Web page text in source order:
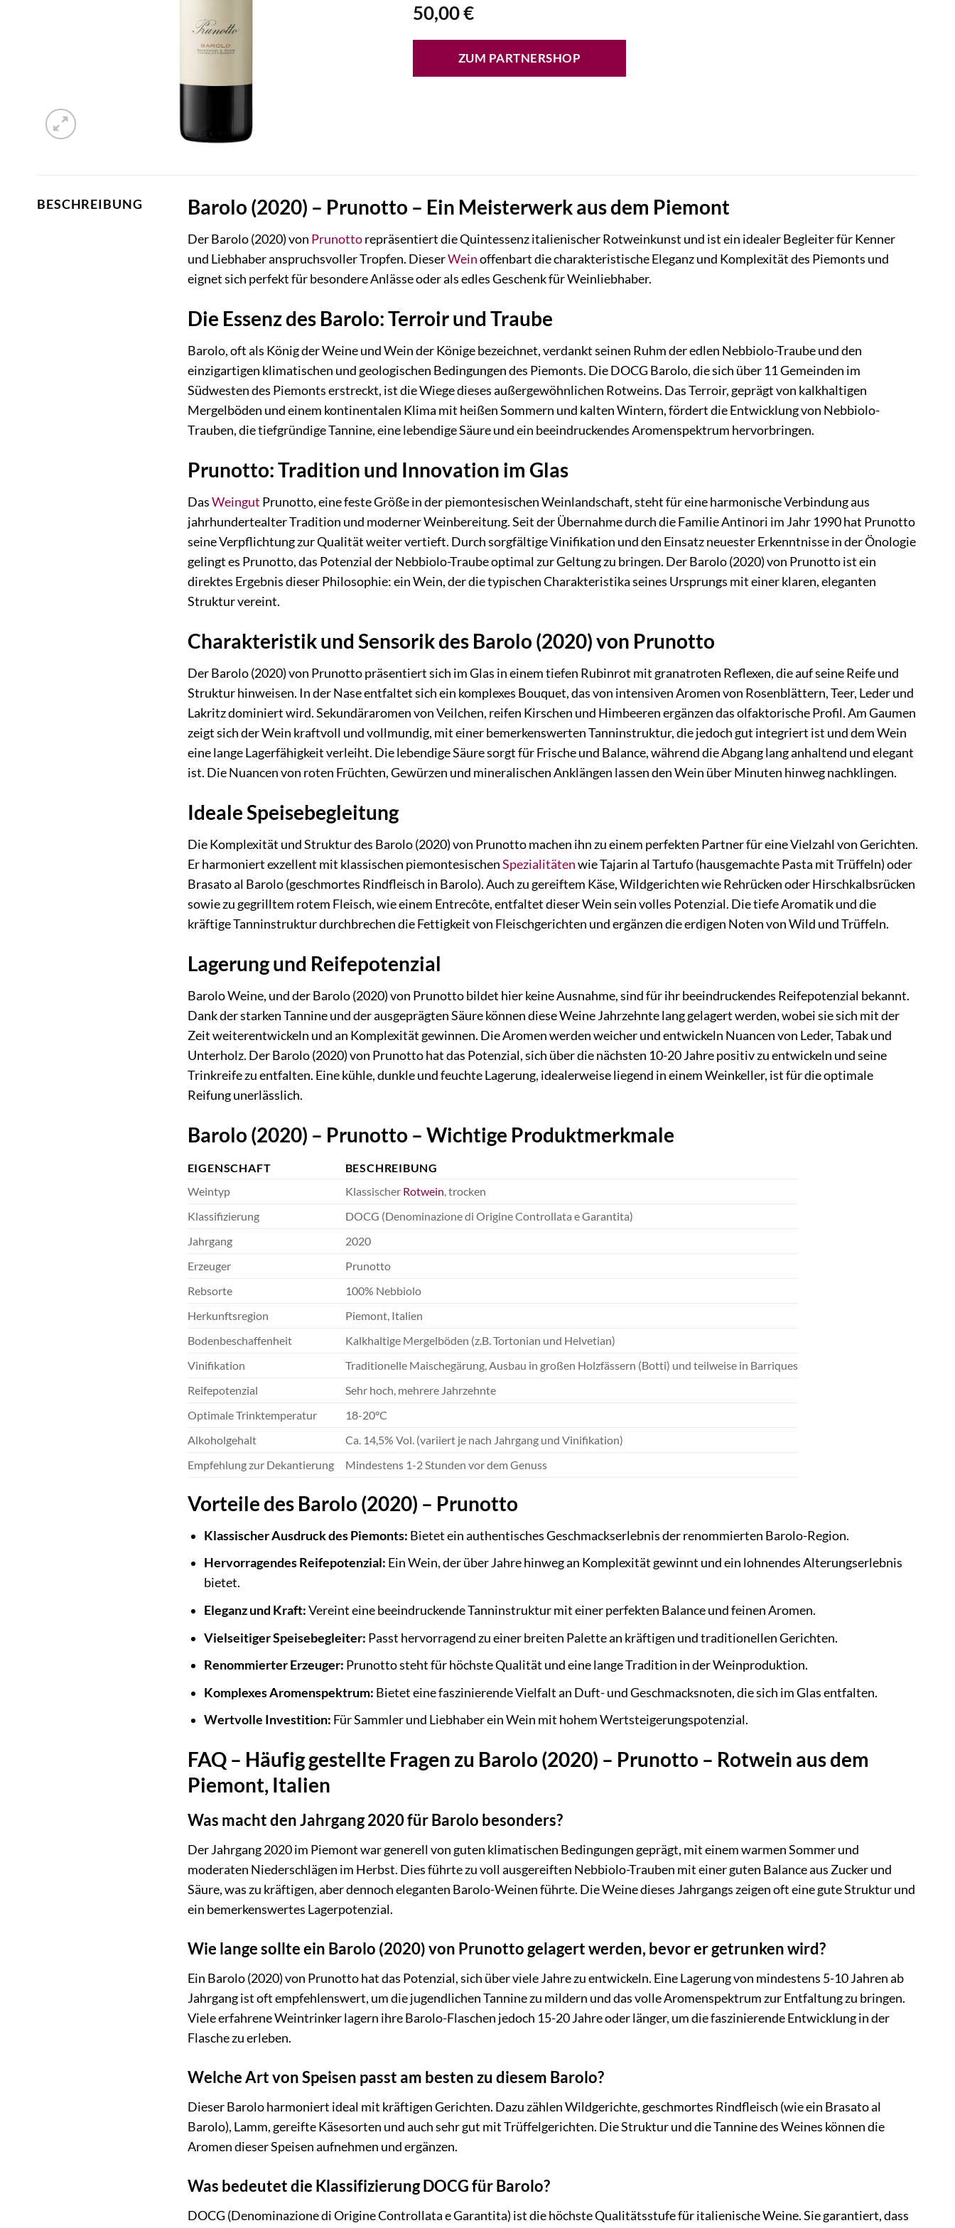
50,00€
ZUM PARTNERSHOP
BESCHREIBUNG Barolo (2020) – Prunotto – Ein Meisterwerk aus dem Piemont
Der Barolo (2020) von Prunottorepräsentiert die Quintessenz italienischer Rotweinkunst und ist ein idealer Begleiter für Kenner
und Liebhaber anspruchsvoller Tropfen. DieserWeinoffenbart die charakteristische Eleganz und Komplexität des Piemonts und
eignet sich perfekt für besondere Anlässe oder als edles Geschenk für Weinliebhaber.
Die Essenz des Barolo: Terroir und Traube
Barolo, oft als König der Weine und Wein der Könige bezeichnet, verdankt seinen Ruhm der edlen Nebbiolo-Traube und den
einzigartigen klimatischen und geologischen Bedingungen des Piemonts. Die DOCG Barolo, die sich über 11 Gemeinden im
Südwesten des Piemonts erstreckt, ist die Wiege dieses außergewöhnlichen Rotweins. Das Terroir, geprägt von kalkhaltigen
Mergelböden und einem kontinentalen Klima mit heißen Sommern und kalten Wintern, fördert die Entwicklung von Nebbiolo-
Trauben, die tiefgründige Tannine, eine lebendige Säure und ein beeindruckendes Aromenspektrum hervorbringen.
Prunotto: Tradition und Innovation im Glas
DasWeingut Prunotto, eine feste Größe in der piemontesischen Weinlandschaft, steht für eine harmonische Verbindung aus
jahrhundertealter Tradition und moderner Weinbereitung. Seit der Übernahme durch die Familie Antinori im Jahr 1990 hat Prunotto
seine Verpflichtung zur Qualität weiter vertieft. Durch sorgfältige Vinifikation und den Einsatz neuester Erkenntnisse in der Önologie
gelingt es Prunotto, das Potenzial der Nebbiolo-Traube optimal zur Geltung zu bringen. Der Barolo (2020) von Prunotto ist ein
direktes Ergebnis dieser Philosophie: ein Wein, der die typischen Charakteristika seines Ursprungs mit einer klaren, eleganten
Struktur vereint.
Charakteristik und Sensorik des Barolo (2020) von Prunotto
Der Barolo (2020) von Prunotto präsentiert sich im Glas in einem tiefen Rubinrot mit granatroten Reflexen, die auf seine Reife und
Struktur hinweisen. In der Nase entfaltet sich ein komplexes Bouquet, das von intensiven Aromen von Rosenblättern, Teer, Leder und
Lakritz dominiert wird. Sekundäraromen von Veilchen, reifen Kirschen und Himbeeren ergänzen das olfaktorische Profil. Am Gaumen
zeigt sich der Wein kraftvoll und vollmundig, mit einer bemerkenswerten Tanninstruktur, die jedoch gut integriert ist und dem Wein
eine lange Lagerfähigkeit verleiht. Die lebendige Säure sorgt für Frische und Balance, während die Abgang lang anhaltend und elegant
ist. Die Nuancen von roten Früchten, Gewürzen und mineralischen Anklängen lassen den Wein über Minuten hinweg nachklingen.
Ideale Speisebegleitung
Die Komplexität und Struktur des Barolo (2020) von Prunotto machen ihn zu einem perfekten Partner für eine Vielzahl von Gerichten.
Er harmoniert exzellent mit klassischen piemontesischenSpezialitätenwie Tajarin al Tartufo (hausgemachte Pasta mit Trüffeln) oder
Brasato al Barolo (geschmortes Rindfleisch in Barolo). Auch zu gereiftem Käse, Wildgerichten wie Rehrücken oder Hirschkalbsrücken
sowie zu gegrilltem rotem Fleisch, wie einem Entrecôte, entfaltet dieser Wein sein volles Potenzial. Die tiefe Aromatik und die
kräftige Tanninstruktur durchbrechen die Fettigkeit von Fleischgerichten und ergänzen die erdigen Noten von Wild und Trüffeln.
Lagerung und Reifepotenzial
Barolo Weine, und der Barolo (2020) von Prunotto bildet hier keine Ausnahme, sind für ihr beeindruckendes Reifepotenzial bekannt.
Dank der starken Tannine und der ausgeprägten Säure können diese Weine Jahrzehnte lang gelagert werden, wobei sie sich mit der
Zeit weiterentwickeln und an Komplexität gewinnen. Die Aromen werden weicher und entwickeln Nuancen von Leder, Tabak und
Unterholz. Der Barolo (2020) von Prunotto hat das Potenzial, sich über die nächsten 10-20 Jahre positiv zu entwickeln und seine
Trinkreife zu entfalten. Eine kühle, dunkle und feuchte Lagerung, idealerweise liegend in einem Weinkeller, ist für die optimale
Reifung unerlässlich.
Barolo (2020) – Prunotto – Wichtige Produktmerkmale
EIGENSCHAFT
BESCHREIBUNG
Weintyp
Klassischer Rotwein, trocken
Klassifizierung
DOCG (Denominazione di Origine Controllata e Garantita)
Jahrgang
2020
Erzeuger
Prunotto
Rebsorte
100% Nebbiolo
Herkunftsregion
Piemont, Italien
Bodenbeschaffenheit
Kalkhaltige Mergelböden (z.B. Tortonian und Helvetian)
Vinifikation
Traditionelle Maischegärung, Ausbau in großen Holzfässern (Botti) und teilweise in Barriques
Reifepotenzial
Sehr hoch, mehrere Jahrzehnte
Optimale Trinktemperatur
18-20°C
Alkoholgehalt
Ca. 14,5% Vol. (variiert je nach Jahrgang und Vinifikation)
Empfehlung zur Dekantierung
Mindestens 1-2 Stunden vor dem Genuss
Vorteile des Barolo (2020) – Prunotto
Klassischer Ausdruck des Piemonts: Bietet ein authentisches Geschmackserlebnis der renommierten Barolo-Region.
Hervorragendes Reifepotenzial: Ein Wein, der über Jahre hinweg an Komplexität gewinnt und ein lohnendes Alterungserlebnis
bietet.
Eleganz und Kraft:Vereint eine beeindruckende Tanninstruktur mit einer perfekten Balance und feinen Aromen.
Vielseitiger Speisebegleiter: Passt hervorragend zu einer breiten Palette an kräftigen und traditionellen Gerichten.
Renommierter Erzeuger: Prunotto steht für höchste Qualität und eine lange Tradition in der Weinproduktion.
Komplexes Aromenspektrum: Bietet eine faszinierende Vielfalt an Duft- und Geschmacksnoten, die sich im Glas entfalten.
Wertvolle Investition: Für Sammler und Liebhaber ein Wein mit hohem Wertsteigerungspotenzial.
FAQ – Häufig gestellte Fragen zu Barolo (2020) – Prunotto – Rotwein aus dem
Piemont, Italien
Was macht den Jahrgang 2020 für Barolo besonders?
Der Jahrgang 2020 im Piemont war generell von guten klimatischen Bedingungen geprägt, mit einem warmen Sommer und
moderaten Niederschlägen im Herbst. Dies führte zu voll ausgereiften Nebbiolo-Trauben mit einer guten Balance aus Zucker und
Säure, was zu kräftigen, aber dennoch eleganten Barolo-Weinen führte. Die Weine dieses Jahrgangs zeigen oft eine gute Struktur und
ein bemerkenswertes Lagerpotenzial.
Wie lange sollte ein Barolo (2020) von Prunotto gelagert werden, bevor er getrunken wird?
Ein Barolo (2020) von Prunotto hat das Potenzial, sich über viele Jahre zu entwickeln. Eine Lagerung von mindestens 5-10 Jahren ab
Jahrgang ist oft empfehlenswert, um die jugendlichen Tannine zu mildern und das volle Aromenspektrum zur Entfaltung zu bringen.
Viele erfahrene Weintrinker lagern ihre Barolo-Flaschen jedoch 15-20 Jahre oder länger, um die faszinierende Entwicklung in der
Flasche zu erleben.
Welche Art von Speisen passt am besten zu diesem Barolo?
Dieser Barolo harmoniert ideal mit kräftigen Gerichten. Dazu zählen Wildgerichte, geschmortes Rindfleisch (wie ein Brasato al
Barolo), Lamm, gereifte Käsesorten und auch sehr gut mit Trüffelgerichten. Die Struktur und die Tannine des Weines können die
Aromen dieser Speisen aufnehmen und ergänzen.
Was bedeutet die Klassifizierung DOCG für Barolo?
DOCG (Denominazione di Origine Controllata e Garantita) ist die höchste Qualitätsstufe für italienische Weine. Sie garantiert, dass